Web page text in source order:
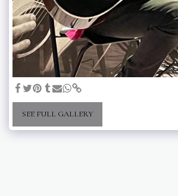
SEE FULL GALLERY